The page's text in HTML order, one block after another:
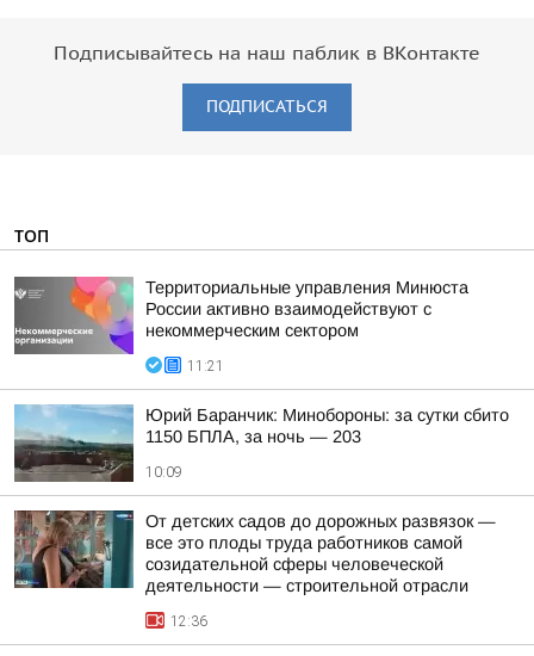
Подписывайтесь на наш паблик в ВКонтакте
ПОДПИСАТЬСЯ
ТОП
Территориальные управления Минюста
России активно взаимодействуют с
некоммерческим сектором
11:21
Юрий Баранчик: Минобороны: за сутки сбито
1150 БПЛА, за ночь — 203
10:09
От детских садов до дорожных развязок —
все это плоды труда работников самой
созидательной сферы человеческой
деятельности — строительной отрасли
12:36